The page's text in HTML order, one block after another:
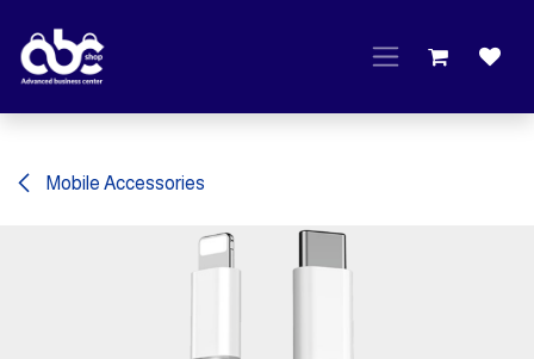
Mobile Accessories